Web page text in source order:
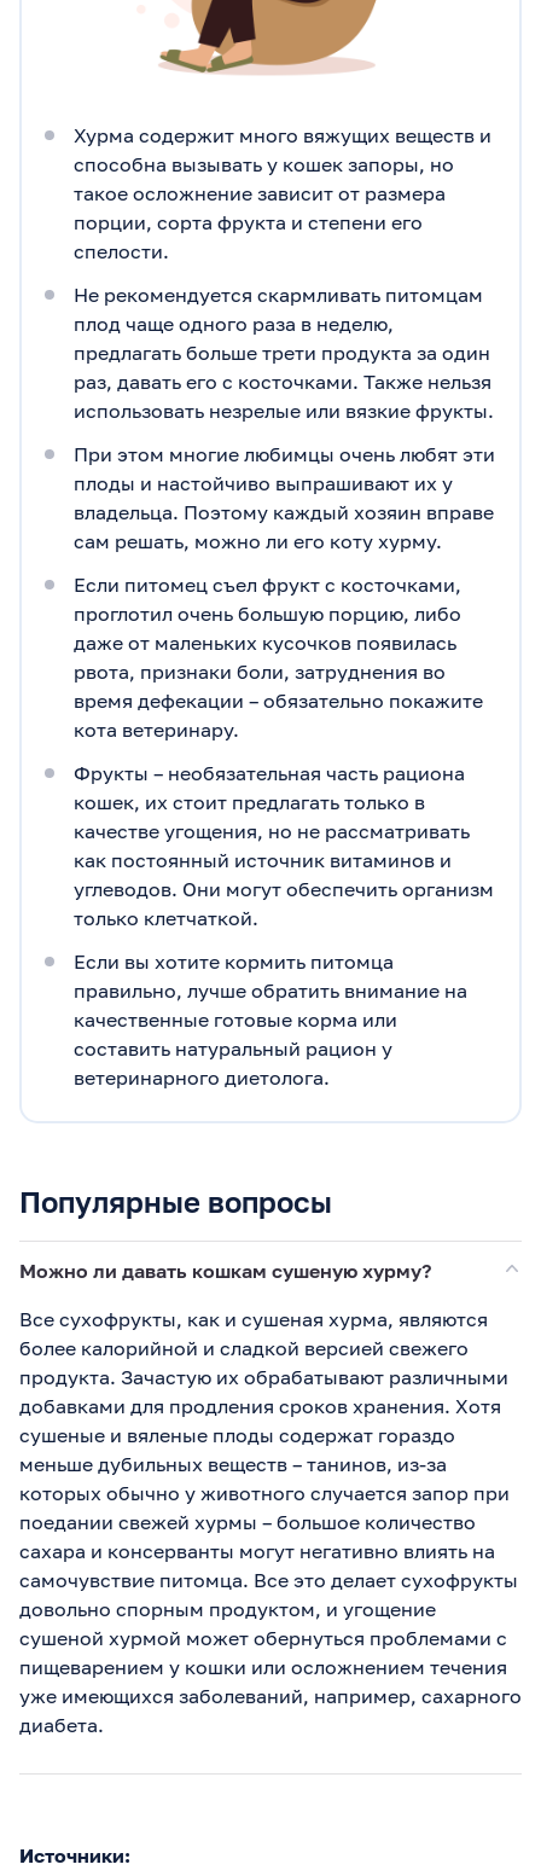
Хурма содержит много вяжущих веществ и
способна вызывать у кошек запоры, но
такое осложнение зависит от размера
порции, сорта фрукта и степени его
спелости.
Не рекомендуется скармливать питомцам
плод чаще одного раза в неделю,
предлагать больше трети продукта за один
раз, давать его с косточками. Также нельзя
использовать незрелые или вязкие фрукты.
При этом многие любимцы очень любят эти
плоды и настойчиво выпрашивают их у
владельца. Поэтому каждый хозяин вправе
сам решать, можно ли его коту хурму.
Если питомец съел фрукт с косточками,
проглотил очень большую порцию, либо
даже от маленьких кусочков появилась
рвота, признаки боли, затруднения во
время дефекации – обязательно покажите
кота ветеринару.
Фрукты – необязательная часть рациона
кошек, их стоит предлагать только в
качестве угощения, но не рассматривать
как постоянный источник витаминов и
углеводов. Они могут обеспечить организм
только клетчаткой.
Если вы хотите кормить питомца
правильно, лучше обратить внимание на
качественные готовые корма или
составить натуральный рацион у
ветеринарного диетолога.
Популярные вопросы
Можно ли давать кошкам сушеную хурму?
Все сухофрукты, как и сушеная хурма, являются
более калорийной и сладкой версией свежего
продукта. Зачастую их обрабатывают различными
добавками для продления сроков хранения. Хотя
сушеные и вяленые плоды содержат гораздо
меньше дубильных веществ – танинов, из-за
которых обычно у животного случается запор при
поедании свежей хурмы – большое количество
сахара и консерванты могут негативно влиять на
самочувствие питомца. Все это делает сухофрукты
довольно спорным продуктом, и угощение
сушеной хурмой может обернуться проблемами с
пищеварением у кошки или осложнением течения
уже имеющихся заболеваний, например, сахарного
диабета.
Источники: